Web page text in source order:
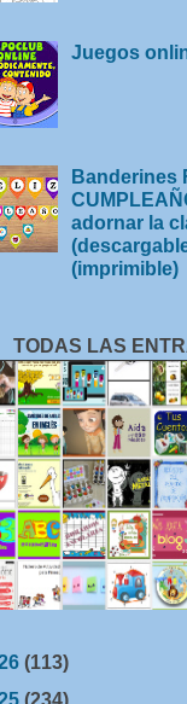
Juegos
Banderines
adornar la
(imprimible)
TODAS LAS
(113)